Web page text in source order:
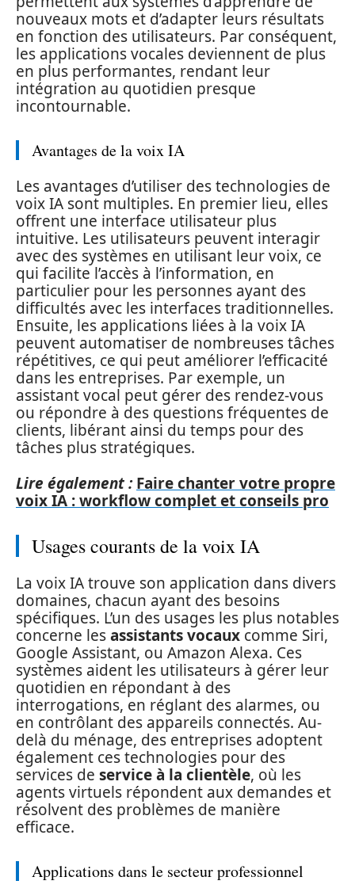
nouveaux mots et d’adapter leurs résultats
en fonction des utilisateurs. Par conséquent,
les applications vocales deviennent de plus
en plus performantes, rendant leur
intégration au quotidien presque
incontournable.
Avantages de la voix IA
Les avantages d’utiliser des technologies de
voix IA sont multiples. En premier lieu, elles
offrent une interface utilisateur plus
intuitive. Les utilisateurs peuvent interagir
avec des systèmes en utilisant leur voix, ce
qui facilite l’accès à l’information, en
particulier pour les personnes ayant des
difficultés avec les interfaces traditionnelles.
Ensuite, les applications liées à la voix IA
peuvent automatiser de nombreuses tâches
répétitives, ce qui peut améliorer l’efficacité
dans les entreprises. Par exemple, un
assistant vocal peut gérer des rendez-vous
ou répondre à des questions fréquentes de
clients, libérant ainsi du temps pour des
tâches plus stratégiques.
Lire également : Faire chanter votre propre
voix IA : workflow complet et conseils pro
Usages courants de la voix IA
La voix IA trouve son application dans divers
domaines, chacun ayant des besoins
spécifiques. L’un des usages les plus notables
concerne lesassistants vocaux comme Siri,
Google Assistant, ou Amazon Alexa. Ces
systèmes aident les utilisateurs à gérer leur
quotidien en répondant à des
interrogations, en réglant des alarmes, ou
en contrôlant des appareils connectés. Au-
delà du ménage, des entreprises adoptent
également ces technologies pour des
services de service à la clientèle, où les
agents virtuels répondent aux demandes et
résolvent des problèmes de manière
efficace.
Applications dans le secteur professionnel